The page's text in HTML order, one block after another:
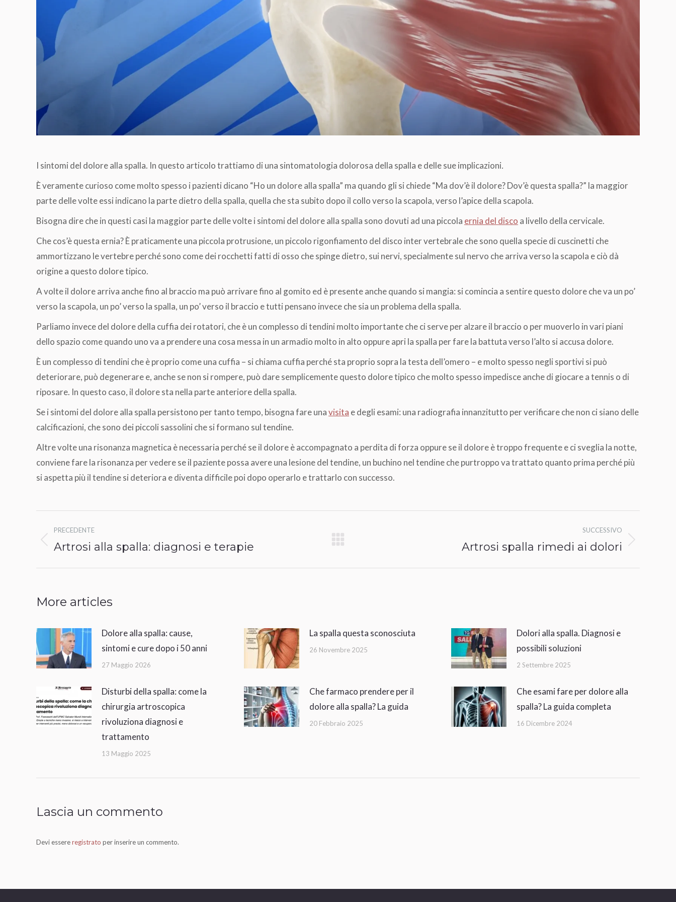
I sintomi del dolore alla spalla. In questo articolo trattiamo di una sintomatologia dolorosa della spalla e delle sue implicazioni.
È veramente curioso come molto spesso i pazienti dicano “Ho un dolore alla spalla” ma quando gli si chiede “Ma dov’è il dolore? Dov’è questa spalla?” la maggior
parte delle volte essi indicano la parte dietro della spalla, quella che sta subito dopo il collo verso la scapola, verso l’apice della scapola.
Bisogna dire che in questi casi la maggior parte delle volte i sintomi del dolore alla spalla sono dovuti ad una piccola ernia del disco a livello della cervicale.
Che cos’è questa ernia? È praticamente una piccola protrusione, un piccolo rigonfiamento del disco inter vertebrale che sono quella specie di cuscinetti che
ammortizzano le vertebre perché sono come dei rocchetti fatti di osso che spinge dietro, sui nervi, specialmente sul nervo che arriva verso la scapola e ciò dà
origine a questo dolore tipico.
A volte il dolore arriva anche fino al braccio ma può arrivare fino al gomito ed è presente anche quando si mangia: si comincia a sentire questo dolore che va un po’
verso la scapola, un po’ verso la spalla, un po’ verso il braccio e tutti pensano invece che sia un problema della spalla.
Parliamo invece del dolore della cuffia dei rotatori, che è un complesso di tendini molto importante che ci serve per alzare il braccio o per muoverlo in vari piani
dello spazio come quando uno va a prendere una cosa messa in un armadio molto in alto oppure apri la spalla per fare la battuta verso l’alto si accusa dolore.
È un complesso di tendini che è proprio come una cuffia – si chiama cuffia perché sta proprio sopra la testa dell’omero – e molto spesso negli sportivi si può
deteriorare, può degenerare e, anche se non si rompere, può dare semplicemente questo dolore tipico che molto spesso impedisce anche di giocare a tennis o di
riposare. In questo caso, il dolore sta nella parte anteriore della spalla.
Se i sintomi del dolore alla spalla persistono per tanto tempo, bisogna fare unavisita e degli esami: una radiografia innanzitutto per verificare che non ci siano delle
calcificazioni, che sono dei piccoli sassolini che si formano sul tendine.
Altre volte una risonanza magnetica è necessaria perché se il dolore è accompagnato a perdita di forza oppure se il dolore è troppo frequente e ci sveglia la notte,
conviene fare la risonanza per vedere se il paziente possa avere una lesione del tendine, un buchino nel tendine che purtroppo va trattato quanto prima perché più
si aspetta più il tendine si deteriora e diventa difficile poi dopo operarlo e trattarlo con successo.
tra
i
PRECEDENTE
Post
Artrosi alla spalla: diagnosi e terapie
SUCCESSIVO
Artrosi spalla rimedi ai dolori
More articles
Dolore alla spalla: cause,
sintomi e cure dopo i 50 anni
27 Maggio 2026
La spalla questa sconosciuta
26 Novembre 2025
Dolori alla spalla. Diagnosi e
possibili soluzioni
2 Settembre 2025
Disturbi della spalla: come la
chirurgia artroscopica
rivoluziona diagnosi e
trattamento
13 Maggio 2025
Che farmaco prendere per il
dolore alla spalla? La guida
20 Febbraio 2025
Che esami fare per dolore alla
spalla? La guida completa
16 Dicembre 2024
Lascia un commento
Devi essereregistrato per inserire un commento.